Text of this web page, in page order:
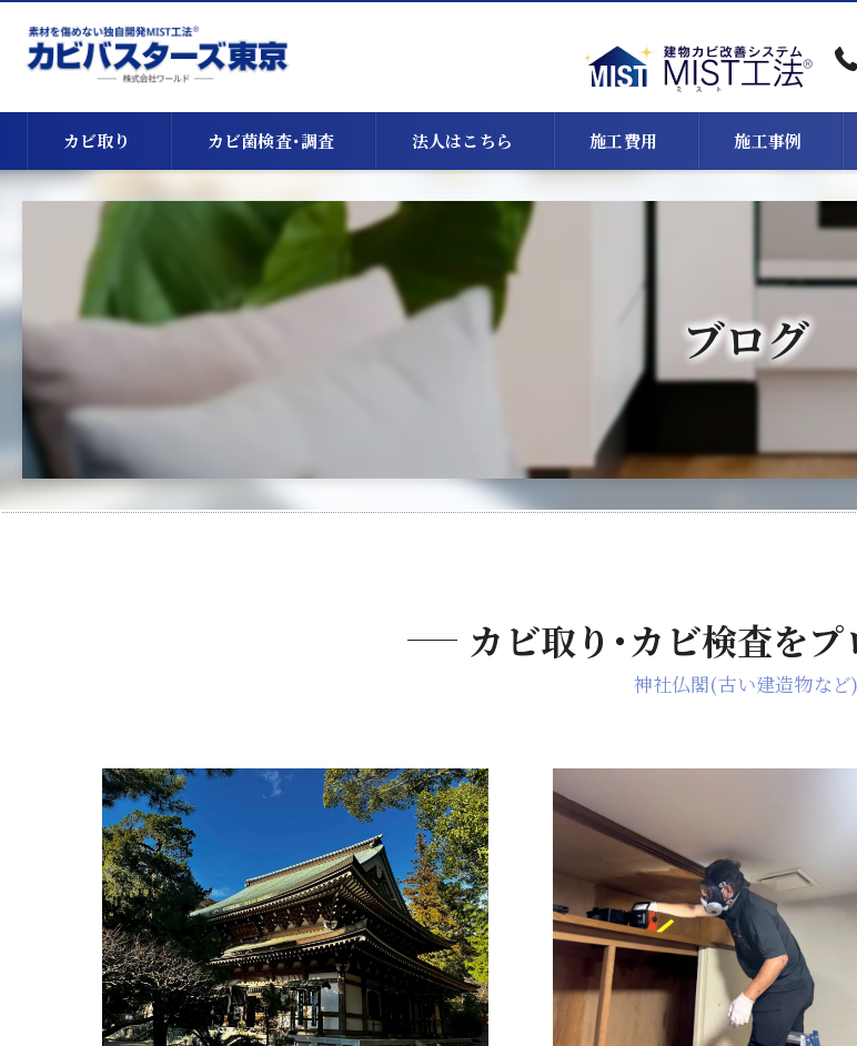
カビ取り
天井のカビ取り
床下のカビ取り
漏水・浸水時のカビ
カビ菌検査･調査 法人はこちら 施工費用 施工事例
ブログ
カビ取り･カビ検査をプ
神社仏閣(古い建造物など)